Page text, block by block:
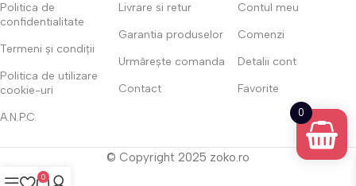
Politica de
confidentialitate
Termeni și condiții
Politica de utilizare
cookie-uri
A.N.P.C.
Livrare si retur
Garantia produselor
Urmărește comanda
Contact
Contul meu
Comenzi
Detalii cont
Favorite
© Copyright 2025 zoko.ro
0
0